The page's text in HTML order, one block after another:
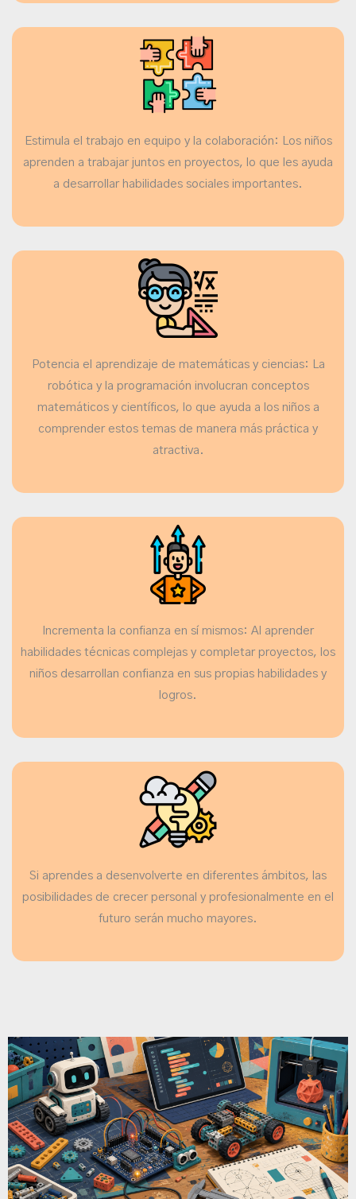
Estimula el trabajo en equipo y la colaboración: Los niños
aprenden a trabajar juntos en proyectos, lo que les ayuda
a desarrollar habilidades sociales importantes.
Potencia el aprendizaje de matemáticas y ciencias: La
robótica y la programación involucran conceptos
matemáticos y científicos, lo que ayuda a los niños a
comprender estos temas de manera más práctica y
atractiva.
Incrementa la confianza en sí mismos: Al aprender
habilidades técnicas complejas y completar proyectos, los
niños desarrollan confianza en sus propias habilidades y
logros.
Si aprendes a desenvolverte en diferentes ámbitos, las
posibilidades de crecer personal y profesionalmente en el
futuro serán mucho mayores.